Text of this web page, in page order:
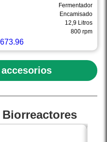
Fermentador
Encamisado
12,9 Litros
800 rpm